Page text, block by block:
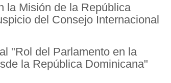
la Misión de la República
del Consejo Internacional
"Rol del Parlamento en la
la República Dominicana"